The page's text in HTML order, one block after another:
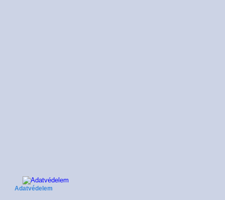
Adatvédelem